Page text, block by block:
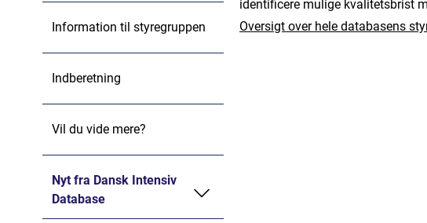
Information til styregruppen
Indberetning
Vil du vide mere?
Nyt fra Dansk Intensiv
Database
identificere mulige kvalitetsbrist
Oversigt over hele databasens